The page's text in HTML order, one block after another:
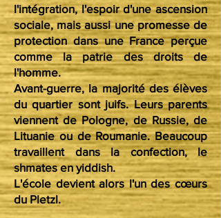
l'intégration, l'espoir d'une ascension
sociale, mais aussi une promesse de
protection dans une France perçue
comme la patrie des droits de
l'homme.
Avant-guerre, la majorité des élèves
du quartier sont juifs. Leurs parents
viennent de Pologne, de Russie, de
Lituanie ou de Roumanie. Beaucoup
travaillent dans la confection, le
shmates en yiddish.
L'école devient alors l'un des cœurs
du Pletzl.